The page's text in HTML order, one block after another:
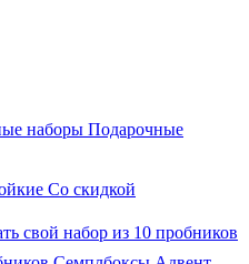
наборы Подарочные
Со скидкой
свой набор из 10 пробников